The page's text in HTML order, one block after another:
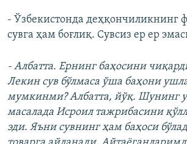
- Ўзбекистонда деҳқончиликнинг
сувга ҳам боғлиқ. Сувсиз ер ер
- Албатта. Ернинг баҳосини
Лекин сув бўлмаса ўша баҳони
мумкинми? Албатта, йўқ. Шунинг
масалада Исроил тажрибасини
эди. Яъни сувнинг ҳам баҳоси